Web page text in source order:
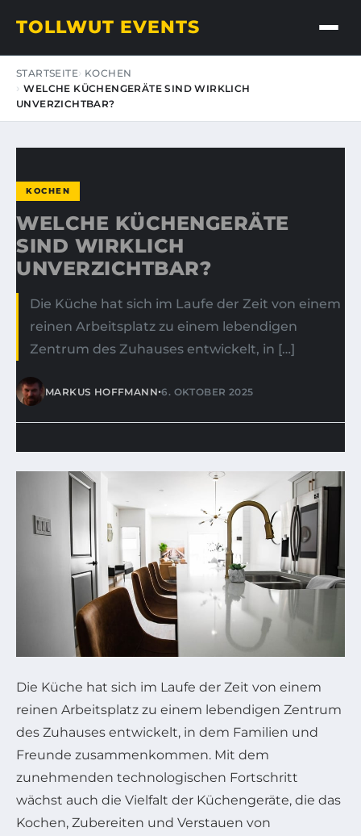
TOLLWUT EVENTS
STARTSEITE KOCHEN
WELCHE KÜCHENGERÄTE SIND WIRKLICH
UNVERZICHTBAR?
KOCHEN
WELCHE KÜCHENGERÄTE
SIND WIRKLICH
UNVERZICHTBAR?
Die Küche hat sich im Laufe der Zeit von einem
reinen Arbeitsplatz zu einem lebendigen
Zentrum des Zuhauses entwickelt, in […]
MARKUS HOFFMANN•6. OKTOBER 2025
Die Küche hat sich im Laufe der Zeit von einem
reinen Arbeitsplatz zu einem lebendigen Zentrum
des Zuhauses entwickelt, in dem Familien und
Freunde zusammenkommen. Mit dem
zunehmenden technologischen Fortschritt
wächst auch die Vielfalt der Küchengeräte, die das
Kochen, Zubereiten und Verstauen von